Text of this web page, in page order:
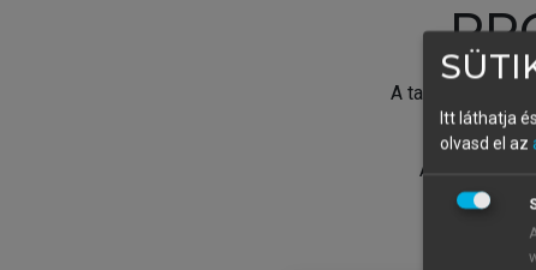
A tartalom
A
Itt láthatja
olvasd el az